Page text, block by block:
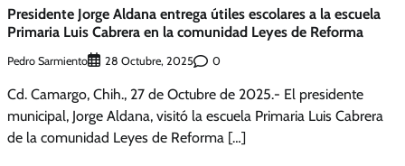
Presidente Jorge Aldana entrega útiles escolares a la escuela
Primaria Luis Cabrera en la comunidad Leyes de Reforma
Pedro Sarmiento 28 Octubre, 2025 0
Cd. Camargo, Chih., 27 de Octubre de 2025.- El presidente
municipal, Jorge Aldana, visitó la escuela Primaria Luis Cabrera
de la comunidad Leyes de Reforma […]